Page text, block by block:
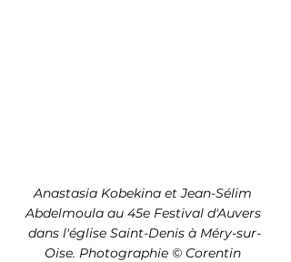
Anastasia Kobekina et Jean-Sélim
Abdelmoula au 45e Festival d'Auvers
dans l'église Saint-Denis à Méry-sur-
Oise. Photographie © Corentin